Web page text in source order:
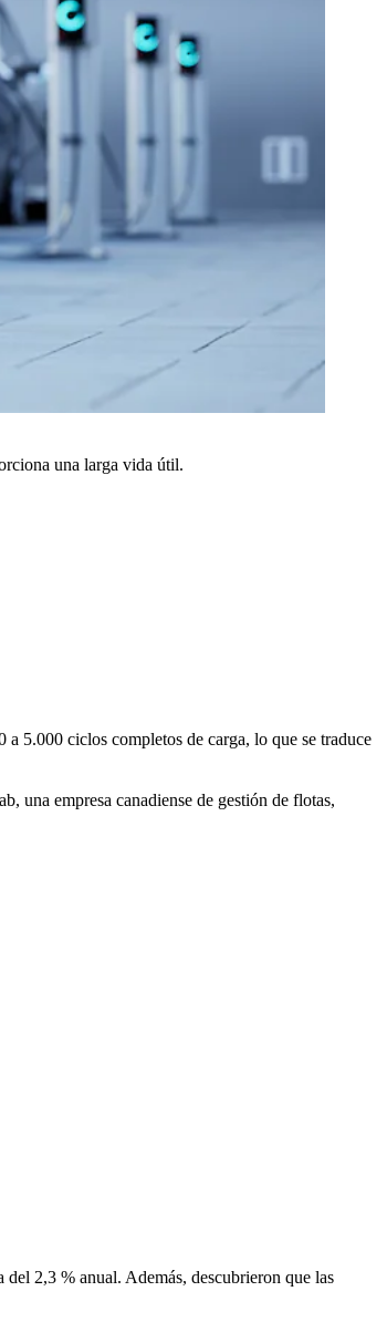
una larga vida útil.
5.000 ciclos completos de carga, lo que se traduce
una empresa canadiense de gestión de flotas,
2,3 % anual. Además, descubrieron que las